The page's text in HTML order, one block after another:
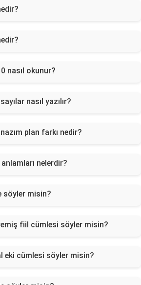
nasıl okunur?
nasıl yazılır?
plan farkı nedir?
nelerdir?
söyler misin?
fiil cümlesi söyler misin?
eki cümlesi söyler misin?